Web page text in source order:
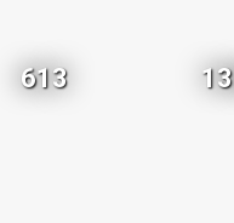
613